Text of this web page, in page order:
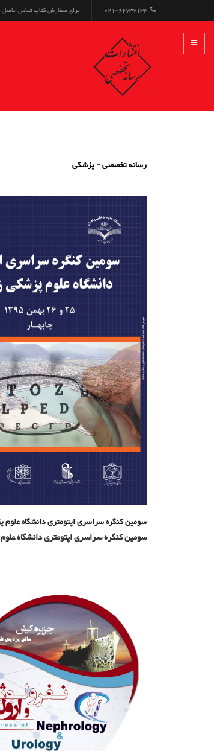
021-66737133 برای سفارش کتاب تماس حاصل
رسانه تخصصی - پزشکی
سومین کنگره سراسری اپتومتری دانشگاه
سومین کنگره سراسری اپتومتری دانشگاه